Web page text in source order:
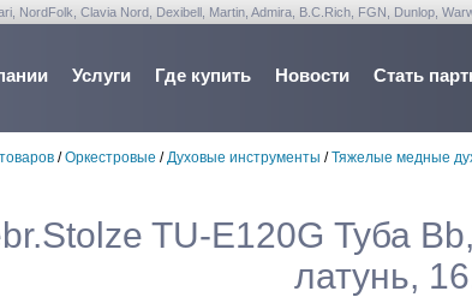
Clavia Nord, Dexibell, Martin, Admira, B.C.Rich, FGN, Dunlop,
Услуги Где купить Новости Стать
/Оркестровые /Духовые инструменты /Тяжелые медные
TU-E120G Туба
латунь,